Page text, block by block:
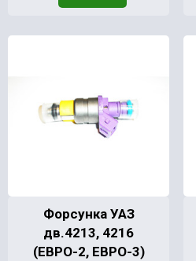
Форсунка УАЗ
дв.4213, 4216
(ЕВРО-2, ЕВРО-3)